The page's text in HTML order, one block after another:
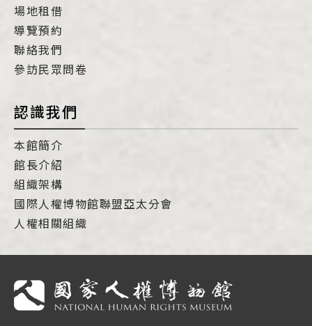
場地租借
導覽預約
聯絡我們
參訪民眾問卷
認識我們
本館簡介
館長介紹
組織架構
國際人權博物館聯盟亞太分會
人權相關組織